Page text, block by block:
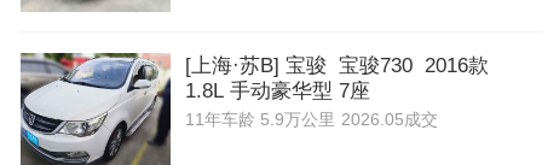
[上海·苏B] 宝骏 宝骏730 2016款
1.8L 手动豪华型 7座
11年车龄 5.9万公里 2026.05成交